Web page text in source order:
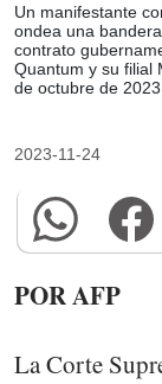
Un manifestante
ondea una
contrato
Quantum y su filial
de octubre de
2023-11-24
POR AFP
La Corte